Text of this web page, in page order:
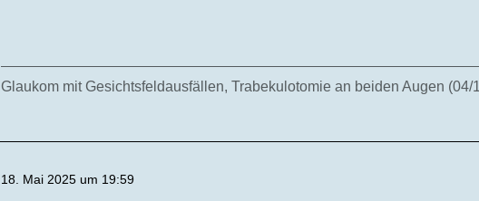
Glaukom mit Gesichtsfeldausfällen, Trabekulotomie an beiden Augen
18. Mai 2025 um 19:59